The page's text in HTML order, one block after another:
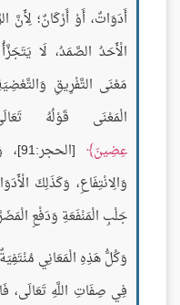
أَدَوَاتٌ، أَوْ أَرْكَانٌ؛ لِأَنَّ
الْأَحَدُ الصَّمَدُ، لَا
مَعْنَى التَّفْرِيقِ
الْمَعْنَى قَوْلُهُ
عِضِينَ
وَالِانْتِفَاعِ، وَكَذَلِكَ
جَلْبِ الْمَنْفَعَةِ وَدَفْعِ
وَكُلُّ هَذِهِ الْمَعَانِي
فِي صِفَاتِ اللَّهِ تَعَالَى،